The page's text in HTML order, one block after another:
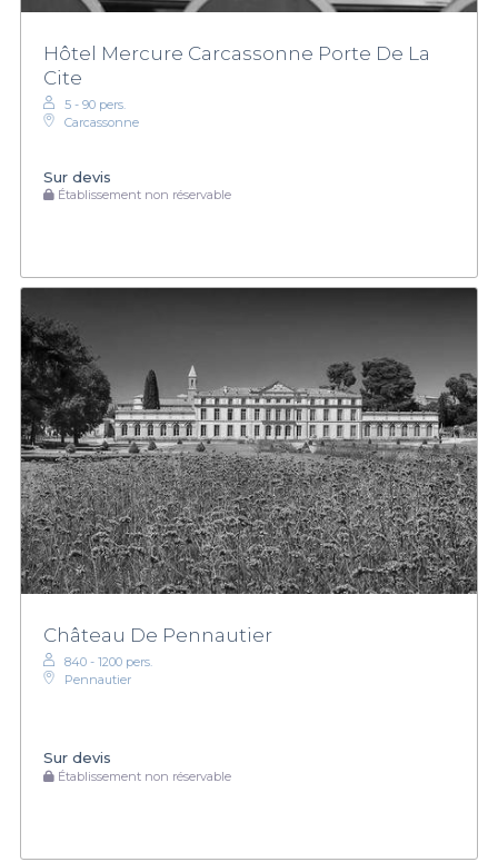
Hôtel Mercure Carcassonne Porte De La
Cite
5 - 90 pers.
Carcassonne
Sur devis
Établissement non réservable
Château De Pennautier
840 - 1200 pers.
Pennautier
Sur devis
Établissement non réservable